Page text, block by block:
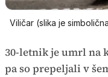
Viličar (slika je
30-letnik je umrl na
pa so prepeljali v